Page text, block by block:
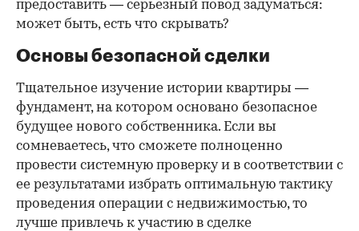
предоставить — серьезный повод задуматься:
может быть, есть что скрывать?
Основы безопасной сделки
Тщательное изучение истории квартиры —
фундамент, на котором основано безопасное
будущее нового собственника. Если вы
сомневаетесь, что сможете полноценно
провести системную проверку и в соответствии с
ее результатами избрать оптимальную тактику
проведения операции с недвижимостью, то
лучше привлечь к участию в сделке